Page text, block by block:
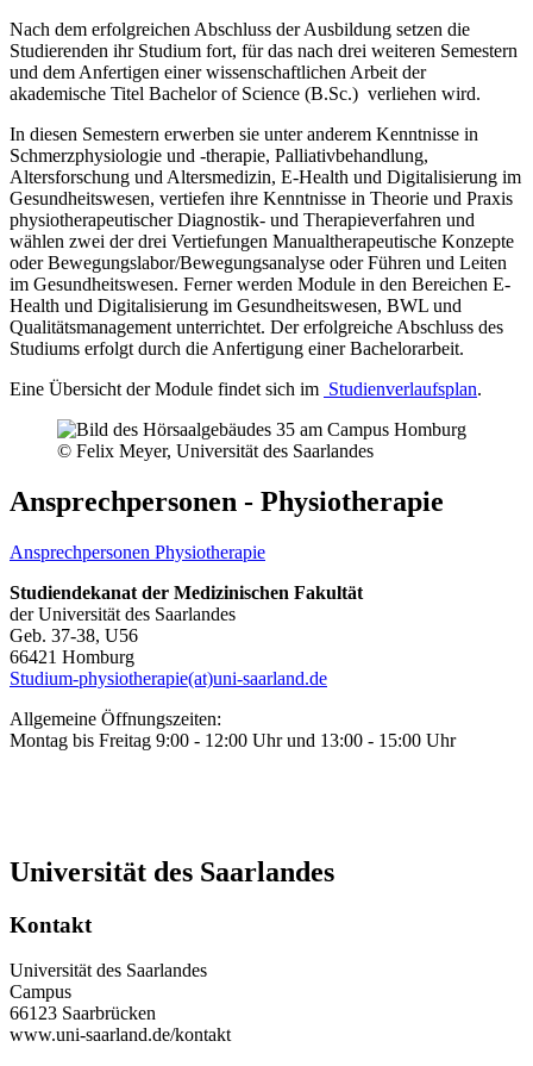
Nach dem erfolgreichen Abschluss der Ausbildung setzen die
Studierenden ihr Studium fort, für das nach drei weiteren Semestern
und dem Anfertigen einer wissenschaftlichen Arbeit der
akademische Titel Bachelor of Science (B.Sc.) verliehen wird.
In diesen Semestern erwerben sie unter anderem Kenntnisse in
Schmerzphysiologie und -therapie, Palliativbehandlung,
Altersforschung und Altersmedizin, E-Health und Digitalisierung im
Gesundheitswesen, vertiefen ihre Kenntnisse in Theorie und Praxis
physiotherapeutischer Diagnostik- und Therapieverfahren und
wählen zwei der drei Vertiefungen Manualtherapeutische Konzepte
oder Bewegungslabor/Bewegungsanalyse oder Führen und Leiten
im Gesundheitswesen. Ferner werden Module in den Bereichen E-
Health und Digitalisierung im Gesundheitswesen, BWL und
Qualitätsmanagement unterrichtet. Der erfolgreiche Abschluss des
Studiums erfolgt durch die Anfertigung einer Bachelorarbeit.
Eine Übersicht der Module findet sich im Studienverlaufsplan.
© Felix Meyer, Universität des Saarlandes
Ansprechpersonen - Physiotherapie
Ansprechpersonen Physiotherapie
Studiendekanat der Medizinischen Fakultät
der Universität des Saarlandes
Geb. 37-38, U56
66421 Homburg
Studium-physiotherapie(at)uni-saarland.de
Allgemeine Öffnungszeiten:
Montag bis Freitag 9:00 - 12:00 Uhr und 13:00 - 15:00 Uhr
Universität des Saarlandes
Kontakt
Universität des Saarlandes
Campus
66123 Saarbrücken
www.uni-saarland.de/kontakt